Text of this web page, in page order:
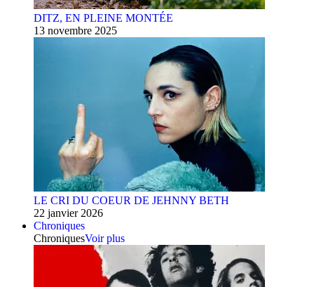
DITZ, EN PLEINE MONTÉE
13 novembre 2025
LE CRI DU COEUR DE JEHNNY BETH
22 janvier 2026
Chroniques
ChroniquesVoir plus